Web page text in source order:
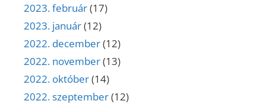
2023. február(17)
2023. január(12)
2022. december(12)
2022. november(13)
2022. október(14)
2022. szeptember(12)